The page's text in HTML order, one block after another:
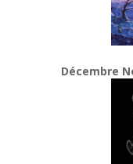
Décembre